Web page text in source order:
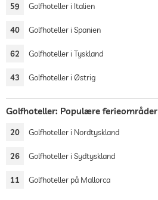
59 Golfhoteller i Italien
40 Golfhoteller i Spanien
62 Golfhoteller i Tyskland
43 Golfhoteller i Østrig
Golfhoteller: Populære ferieområder
20 Golfhoteller i Nordtyskland
26 Golfhoteller i Sydtyskland
11 Golfhoteller på Mallorca